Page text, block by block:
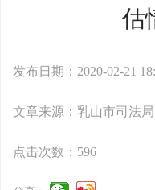
估
发布日期：2020-02-21
文章来源：乳山市司法局
点击次数： 596